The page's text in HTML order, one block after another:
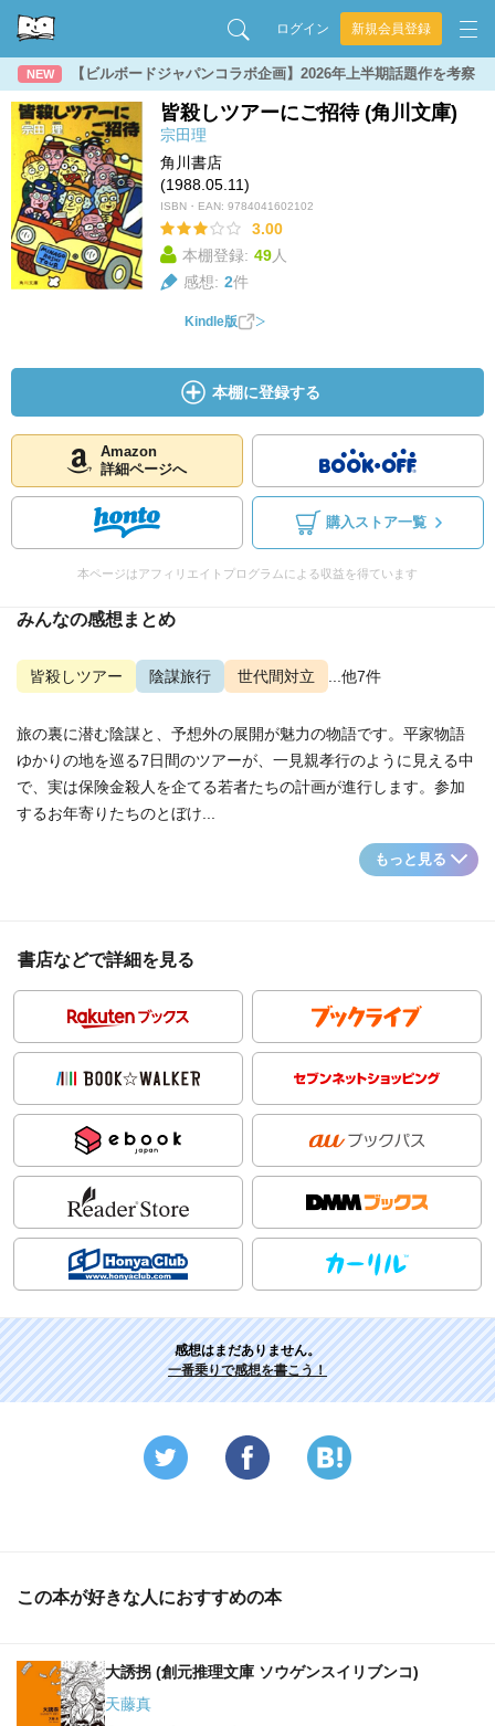
ログイン 新規会員登録
NEW 【ビルボードジャパンコラボ企画】2026年上半期話題作を考察
皆殺しツアーにご招待 (角川文庫)
宗田理
角川書店
(1988.05.11)
ISBN・EAN: 9784041602102
3.00
本棚登録: 49人
感想: 2件
Kindle版
本棚に登録する
Amazon
詳細ページへ
購入ストア一覧
本ページはアフィリエイトプログラムによる収益を得ています
みんなの感想まとめ
皆殺しツアー 陰謀旅行 世代間対立 ...他7件
旅の裏に潜む陰謀と、予想外の展開が魅力の物語です。平家物語
ゆかりの地を巡る7日間のツアーが、一見親孝行のように見える中
で、実は保険金殺人を企てる若者たちの計画が進行します。参加
するお年寄りたちのとぼけ...
もっと見る
書店などで詳細を見る
感想はまだありません。
一番乗りで感想を書こう！
この本が好きな人におすすめの本
大誘拐 (創元推理文庫 ソウゲンスイリブンコ)
天藤真